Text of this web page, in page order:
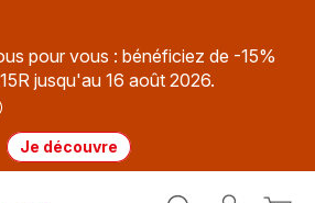
pour vous : bénéficiez de -15%
jusqu'au 16 août 2026.
Je découvre